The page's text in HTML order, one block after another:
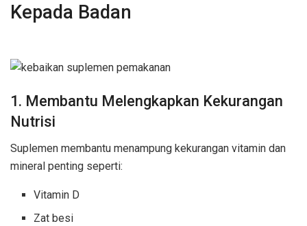
Kepada Badan
1. Membantu Melengkapkan Kekurangan
Nutrisi
Suplemen membantu menampung kekurangan vitamin dan
mineral penting seperti:
Vitamin D
Zat besi